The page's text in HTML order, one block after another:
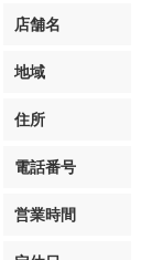
店舗名
地域
住所
電話番号
営業時間